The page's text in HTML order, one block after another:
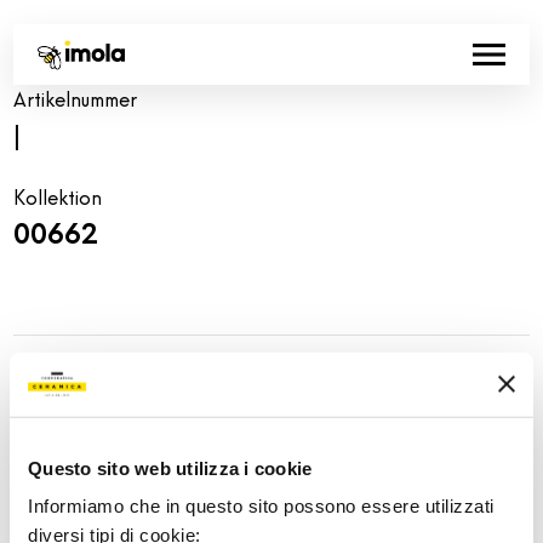
Questo sito web utilizza i cookie
Informiamo che in questo sito possono essere utilizzati
diversi tipi di cookie:
Artikelnummer
Kollektion
00662
Share: